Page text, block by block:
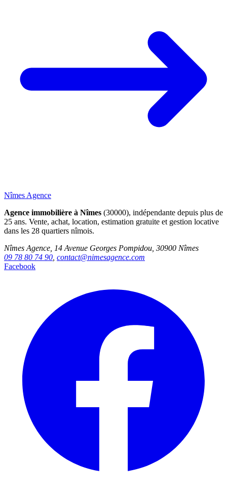
Nîmes Agence
Agence immobilière à Nîmes (30000), indépendante depuis plus de
25 ans. Vente, achat, location, estimation gratuite et gestion locative
dans les 28 quartiers nîmois.
Nîmes Agence, 14 Avenue Georges Pompidou, 30900 Nîmes
09 78 80 74 90 contact@nimesagence.com
Facebook